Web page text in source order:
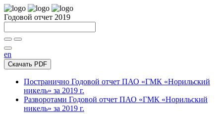
Годовой отчет 2019
en
Скачать PDF
Постранично Годовой отчет ПАО «ГМК «Норильский
никель» за 2019 г.
Разворотами Годовой отчет ПАО «ГМК «Норильский
никель» за 2019 г.